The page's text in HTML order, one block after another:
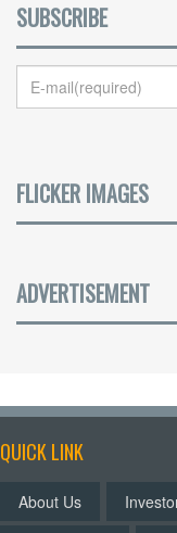
SUBSCRIBE
FLICKER IMAGES
ADVERTISEMENT
QUICK LINK
About Us